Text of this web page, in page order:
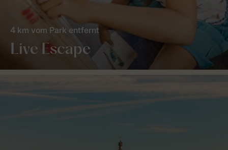
Live Escape
4 km vom Park entfernt